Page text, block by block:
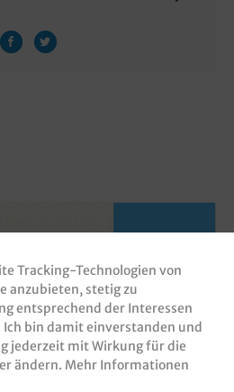
Tracking-Technologien von
anzubieten, stetig zu
entsprechend der Interessen
Ich bin damit einverstanden und
jederzeit mit Wirkung für die
ändern. Mehr Informationen